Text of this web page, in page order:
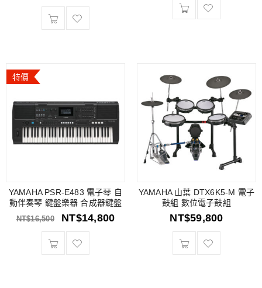
特價
YAMAHA PSR-E483 電子琴 自
動伴奏琴 鍵盤樂器 合成器鍵盤
NT$16,500 NT$14,800
YAMAHA 山葉 DTX6K5-M 電子
鼓組 數位電子鼓組
NT$59,800